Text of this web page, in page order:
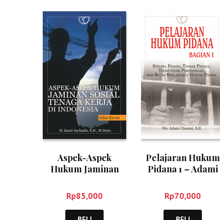
Aspek-Aspek
Hukum Jaminan
Asyhadie
Rp85,000
Pelajaran Hukum
Pidana 1 – Adami
Rp70,000